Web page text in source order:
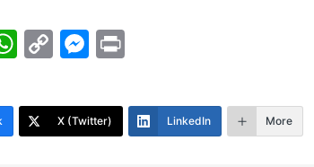
WhatsApp
CopyMessenger
X (Twitter) LinkedIn More